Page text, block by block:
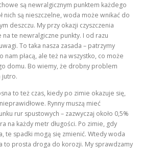
są newralgicznym punktem każdego
nich są nieszczelne, woda może wnikać do
deszczu. My przy okazji czyszczenia
te newralgiczne punkty. I od razu
To taka nasza zasada – patrzymy
nam płacą, ale też na wszystko, co może
domu. Bo wiemy, że drobny problem
jutro.
to też czas, kiedy po zimie okazuje się,
Rynny muszą mieć
rur spustowych – zazwyczaj około 0,5%
na każdy metr długości. Po zimie, gdy
te spadki mogą się zmienić. Wtedy woda
to prosta droga do korozji. My sprawdzamy